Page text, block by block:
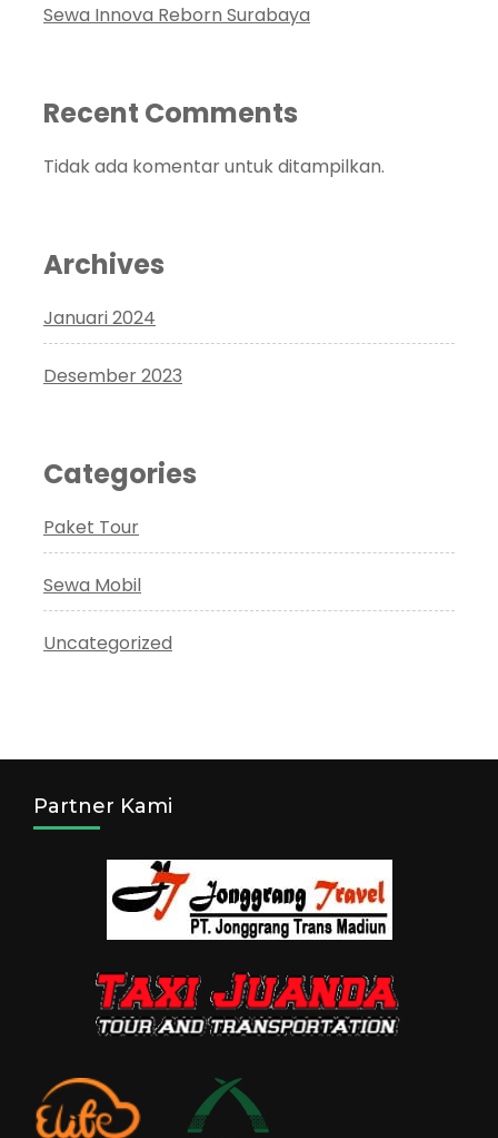
Sewa Innova Reborn Surabaya
Recent Comments
Tidak ada komentar untuk ditampilkan.
Archives
Januari 2024
Desember 2023
Categories
Paket Tour
Sewa Mobil
Uncategorized
Partner Kami